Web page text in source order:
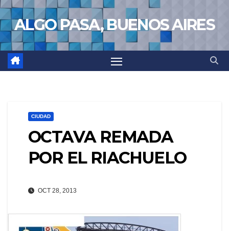
Saltar
al
contenido
ALGO PASA, BUENOS AIRES
CIUDAD
OCTAVA REMADA
POR EL RIACHUELO
OCT 28, 2013